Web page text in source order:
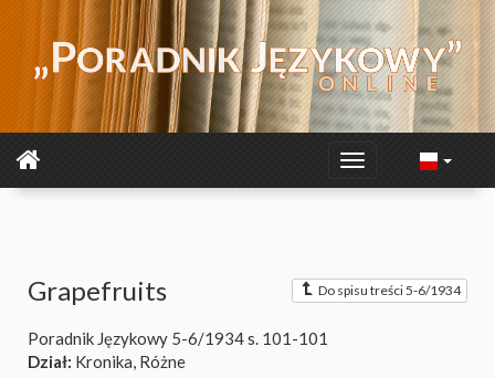
Do spisu treści 5-6/1934
Grapefruits
Poradnik Językowy 5-6/1934s. 101-101
Dział: Kronika, Różne